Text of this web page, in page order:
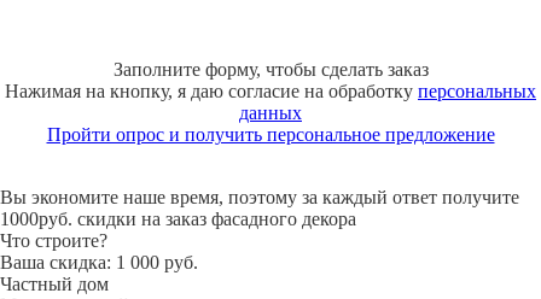
Заполните форму, чтобы сделать заказ
Нажимая на кнопку, я даю согласие на обработку персональных
данных
Пройти опрос и получить персональное предложение
Вы экономите наше время, поэтому за каждый ответ получите
1000руб. скидки на заказ фасадного декора
Что строите?
Ваша скидка: 1 000 руб.
Частный дом